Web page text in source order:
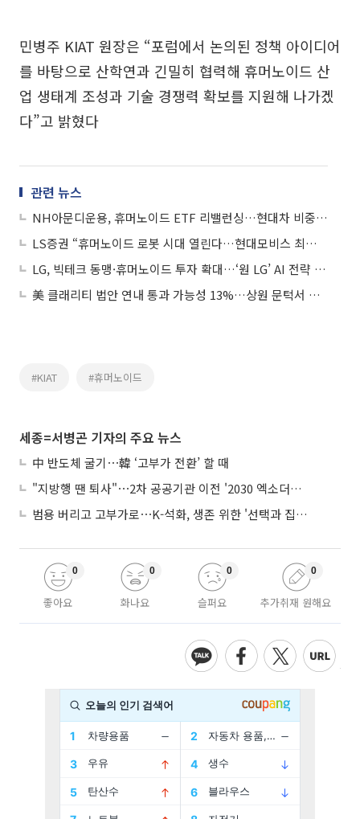
민병주 KIAT 원장은 “포럼에서 논의된 정책 아이디어
를 바탕으로 산학연과 긴밀히 협력해 휴머노이드 산
업 생태계 조성과 기술 경쟁력 확보를 지원해 나가겠
다”고 밝혔다
관련 뉴스
NH아문디운용, 휴머노이드 ETF 리밸런싱…현대차 비중 확대
LS증권 “휴머노이드 로봇 시대 열린다…현대모비스 최선호주 제시”
LG, 빅테크 동맹·휴머노이드 투자 확대…‘원 LG’ AI 전략 가속
美 클래리티 법안 연내 통과 가능성 13%…상원 문턱서 제동
#KIAT #휴머노이드
세종=서병곤 기자의 주요 뉴스
中 반도체 굴기⋯韓 ‘고부가 전환’ 할 때
"지방행 땐 퇴사"⋯2차 공공기관 이전 '2030 엑소더스' 뇌관
범용 버리고 고부가로⋯K-석화, 생존 위한 '선택과 집중'
좋아요
0
화나요
0
슬퍼요
0
추가취재 원해요
0